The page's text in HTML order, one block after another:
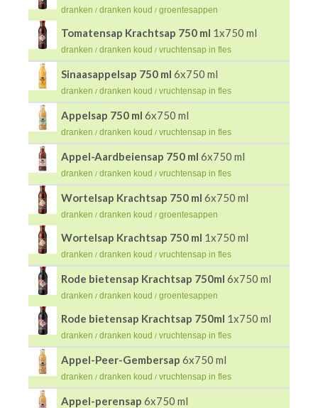
dranken / dranken koud / groentesappen
Tomatensap Krachtsap 750 ml 1x750 ml
dranken / dranken koud / vruchtensap in fles
Sinaasappelsap 750 ml 6x750 ml
dranken / dranken koud / vruchtensap in fles
Appelsap 750 ml 6x750 ml
dranken / dranken koud / vruchtensap in fles
Appel-Aardbeiensap 750 ml 6x750 ml
dranken / dranken koud / vruchtensap in fles
Wortelsap Krachtsap 750 ml 6x750 ml
dranken / dranken koud / groentesappen
Wortelsap Krachtsap 750 ml 1x750 ml
dranken / dranken koud / vruchtensap in fles
Rode bietensap Krachtsap 750ml 6x750 ml
dranken / dranken koud / groentesappen
Rode bietensap Krachtsap 750ml 1x750 ml
dranken / dranken koud / vruchtensap in fles
Appel-Peer-Gembersap 6x750 ml
dranken / dranken koud / vruchtensap in fles
Appel-perensap 6x750 ml